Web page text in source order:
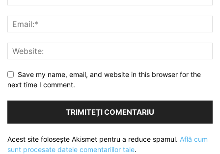
Save my name, email, and website in this browser for the
next time I comment.
Acest site folosește Akismet pentru a reduce spamul. Află cum
sunt procesate datele comentariilor tale.